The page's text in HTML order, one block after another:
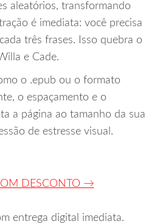
aleatórios, transformando
é imediata: você precisa
três frases. Isso quebra o
e Cade.
o .epub ou o formato
o espaçamento e o
a página ao tamanho da sua
de estresse visual.
DESCONTO →
entrega digital imediata.